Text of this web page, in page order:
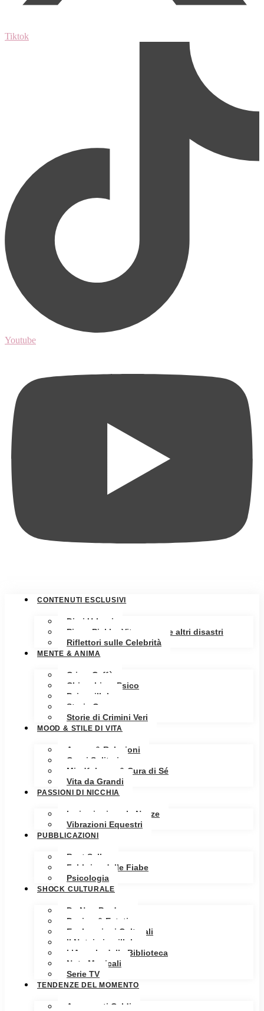
Tiktok
Youtube
CONTENUTI ESCLUSIVI
Diari Urbani
Pippa Pickle: Vita, amore e altri disastri
Riflettori sulle Celebrità
MENTE & ANIMA
Crime Caffè
Chiacchiere Psico
Psicopillole
Storia Oscura
Storie di Crimini Veri
MOOD & STILE DI VITA
Amore & Relazioni
Cuori Solitari
Mindfulness & Cura di Sé
Vita da Grandi
PASSIONI DI NICCHIA
Ispirazioni per le Nozze
Vibrazioni Equestri
PUBBLICAZIONI
Best Seller
Fabbrica delle Fiabe
Psicologia
SHOCK CULTURALE
Da Non Perdere
Design & Estetica
Esplorazioni Culturali
Il Notaio in pillole
L’Angolo della Biblioteca
Note Musicali
Serie TV
TENDENZE DEL MOMENTO
Argomenti Caldi